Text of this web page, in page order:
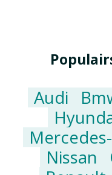
Audi
Nissan